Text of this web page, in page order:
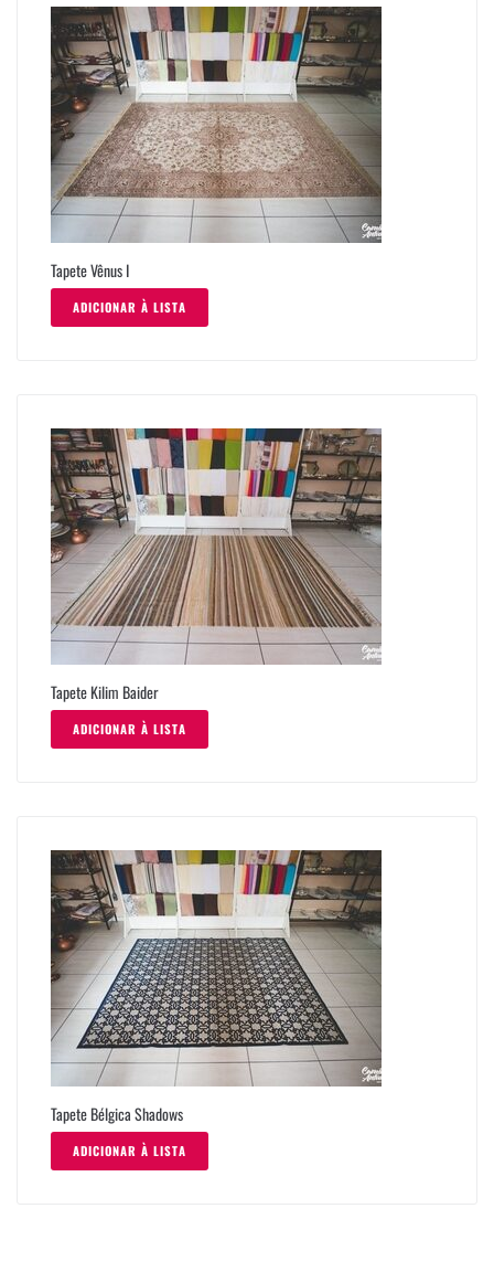
Tapete Vênus I
ADICIONAR À LISTA
Tapete Kilim Baider
ADICIONAR À LISTA
Tapete Bélgica Shadows
ADICIONAR À LISTA